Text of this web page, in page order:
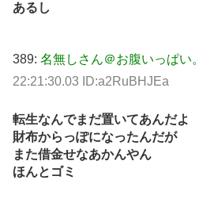
あるし
389: 名無しさん＠お腹いっぱい。
22:21:30.03 ID:a2RuBHJEa
転生なんでまだ置いてあんだよ
財布からっぽになったんだが
また借金せなあかんやん
ほんとゴミ